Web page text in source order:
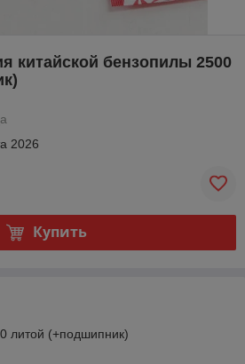
китайской бензопилы 2500
2026
Купить
литой (+подшипник)